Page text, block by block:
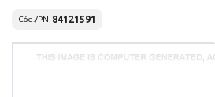
Cód./PN 84121591